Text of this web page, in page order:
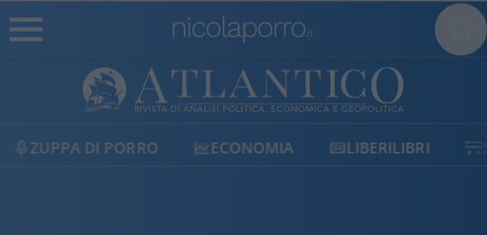
ECONOMIA LIBERILIBRI SHOP SOSTIENICI